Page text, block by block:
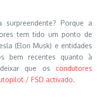
Porque a
tem tido um ponto de
(Elon Musk) e entidades
bem recentes quanto à
que os condutores
/ FSD activado.